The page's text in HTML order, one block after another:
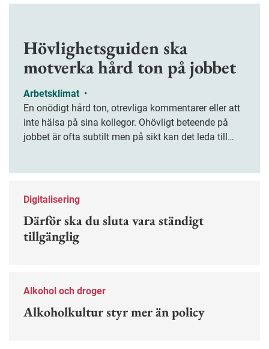
Hövlighetsguiden ska
motverka hård ton på jobbet
Arbetsklimat •
En onödigt hård ton, otrevliga kommentarer eller att
inte hälsa på sina kollegor. Ohövligt beteende på
jobbet är ofta subtilt men på sikt kan det leda till
Digitalisering
Därför ska du sluta vara ständigt
tillgänglig
Alkohol och droger
Alkoholkultur styr mer än policy